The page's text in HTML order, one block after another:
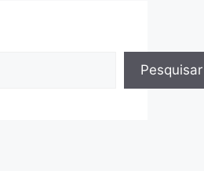
Pesquisar